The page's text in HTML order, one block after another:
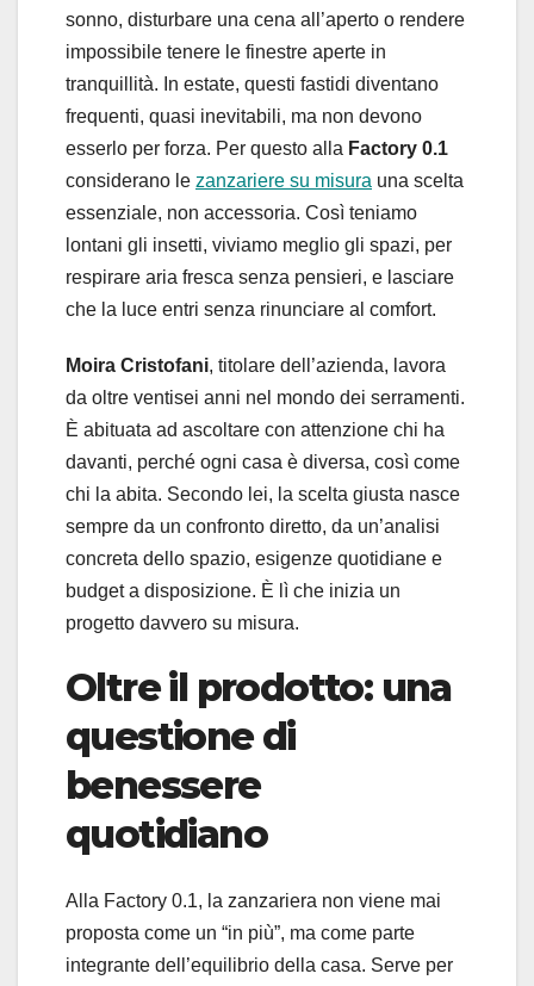
sonno, disturbare una cena all’aperto o rendere
impossibile tenere le finestre aperte in
tranquillità. In estate, questi fastidi diventano
frequenti, quasi inevitabili, ma non devono
esserlo per forza. Per questo alla Factory 0.1
considerano le zanzariere su misura una scelta
essenziale, non accessoria. Così teniamo
lontani gli insetti, viviamo meglio gli spazi, per
respirare aria fresca senza pensieri, e lasciare
che la luce entri senza rinunciare al comfort.
Moira Cristofani, titolare dell’azienda, lavora
da oltre ventisei anni nel mondo dei serramenti.
È abituata ad ascoltare con attenzione chi ha
davanti, perché ogni casa è diversa, così come
chi la abita. Secondo lei, la scelta giusta nasce
sempre da un confronto diretto, da un’analisi
concreta dello spazio, esigenze quotidiane e
budget a disposizione. È lì che inizia un
progetto davvero su misura.
Oltre il prodotto: una
questione di
benessere
quotidiano
Alla Factory 0.1, la zanzariera non viene mai
proposta come un “in più”, ma come parte
integrante dell’equilibrio della casa. Serve per